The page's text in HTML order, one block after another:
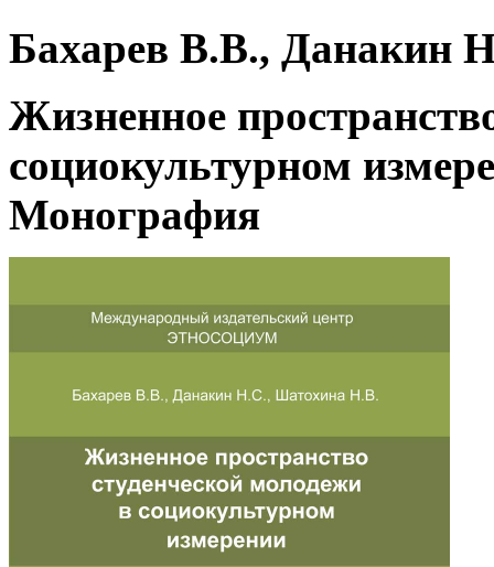
Бахарев В.В., Данакин
Жизненное
социокультурном
Монография